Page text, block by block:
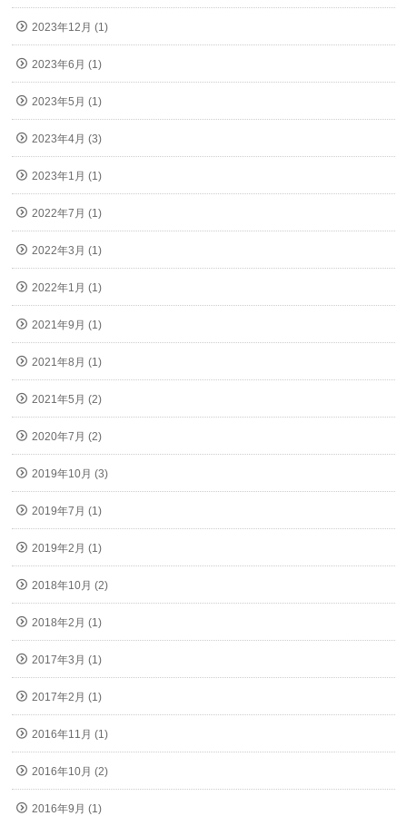
2023年12月 (1)
2023年6月 (1)
2023年5月 (1)
2023年4月 (3)
2023年1月 (1)
2022年7月 (1)
2022年3月 (1)
2022年1月 (1)
2021年9月 (1)
2021年8月 (1)
2021年5月 (2)
2020年7月 (2)
2019年10月 (3)
2019年7月 (1)
2019年2月 (1)
2018年10月 (2)
2018年2月 (1)
2017年3月 (1)
2017年2月 (1)
2016年11月 (1)
2016年10月 (2)
2016年9月 (1)